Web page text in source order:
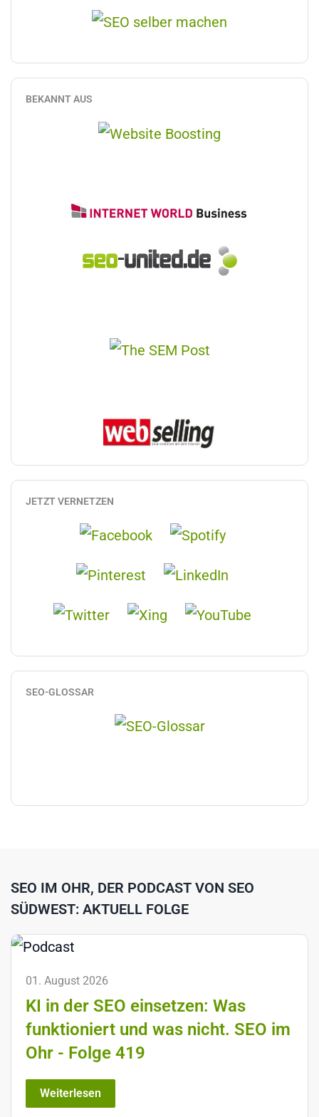
BEKANNT AUS
JETZT VERNETZEN
SEO-GLOSSAR
SEO IM OHR, DER PODCAST VON SEO
SÜDWEST: AKTUELL FOLGE
01. August 2026
KI in der SEO einsetzen: Was
funktioniert und was nicht. SEO im
Ohr - Folge 419
Weiterlesen